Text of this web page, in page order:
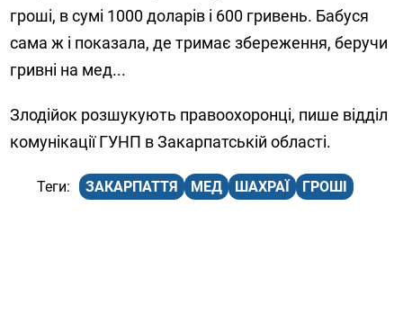
гроші, в сумі 1000 доларів і 600 гривень. Бабуся
сама ж і показала, де тримає збереження, беручи
гривні на мед...
Злодійок розшукують правоохоронці, пише відділ
комунікації ГУНП в Закарпатській області.
ЗАКАРПАТТЯ МЕД ШАХРАЇ ГРОШІ